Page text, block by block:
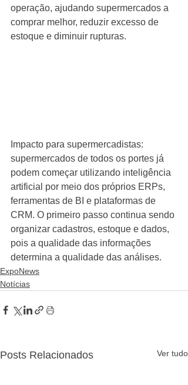
operação, ajudando supermercados a
comprar melhor, reduzir excesso de
estoque e diminuir rupturas.
Impacto para supermercadistas:
supermercados de todos os portes já
podem começar utilizando inteligência
artificial por meio dos próprios ERPs,
ferramentas de BI e plataformas de
CRM. O primeiro passo continua sendo
organizar cadastros, estoque e dados,
pois a qualidade das informações
determina a qualidade das análises.
ExpoNews
Notícias
Posts Relacionados Ver tudo